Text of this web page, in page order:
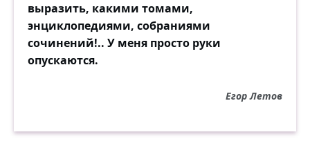
выразить, какими томами,
энциклопедиями, собраниями
сочинений!.. У меня просто руки
опускаются.
Егор Летов